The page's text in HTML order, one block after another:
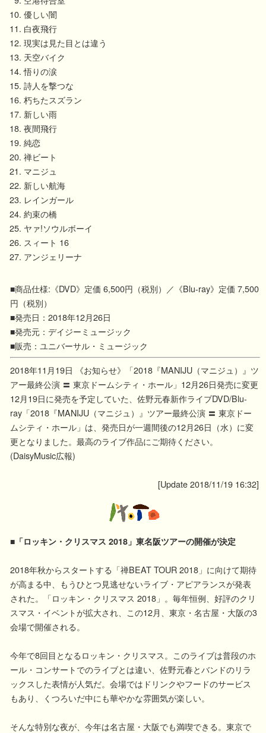
優しい闇
白夜飛行
現実は見た目とは違う
天空バイク
悟りの涙
詩人を撃つな
朽ちたスズラン
新しい雨
夜間飛行
純恋
禅ビート
マニジュ
新しい航海
レインガール
約束の橋
ヤァ!ソウルボーイ
スィート 16
アンジェリーナ
■商品仕様:《DVD》定価 6,500円（税別）／《Blu-ray》定価 7,500
円（税別）
■発売日：2018年12月26日
■発売元：デイジーミュージック
■販売：ユニバーサル・ミュージック
2018年11月19日 《お知らせ》「2018『MANIJU（マニジュ）』ツ
アー最終公演 〓 東京ドームシティ・ホール」12月26日発売に変更
12月19日に発売を予定していた、佐野元春新作ライブDVD/Blu-
ray「2018『MANIJU（マニジュ）』ツアー最終公演 〓 東京ドー
ムシティ・ホール」は、発売日が一週間後の12月26日（水）に変
更となりました。最高のライブ作品にご期待ください。
(DaisyMusic広報)
[Update 2018/11/19 16:32]
■「ロッキン・クリスマス 2018」東名阪ツアーの開催が決定
2018年秋からスタートする「禅BEAT TOUR 2018」に向けて期待
が高まる中、もうひとつ見逃せないライブ・アピアランスが発表
された。「ロッキン・クリスマス 2018」。毎年恒例、好評のクリ
スマス・イベントが拡大され、この12月、東京・名古屋・大阪の3
会場で開催される。
今年で8回目となるロッキン・クリスマス。このライブは普段のホ
ール・コンサートでのライブとは違い、佐野元春とバンドのリラ
ックスした表情が人気だ。会場ではドリンクやフードのサービス
もあり、くつろいだ中にも華やかな雰囲気が楽しい。
そんな特別な夜が、今年は名古屋・大阪でも満喫できる。東京で